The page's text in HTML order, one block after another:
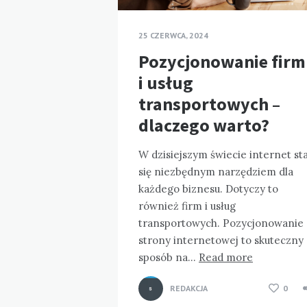
25 CZERWCA, 2024
Pozycjonowanie firm
i usług
transportowych –
dlaczego warto?
W dzisiejszym świecie internet
się niezbędnym narzędziem dla
każdego biznesu. Dotyczy to
również firm i usług
transportowych. Pozycjonowanie
strony internetowej to skuteczny
sposób na… Read more
REDAKCJA 0